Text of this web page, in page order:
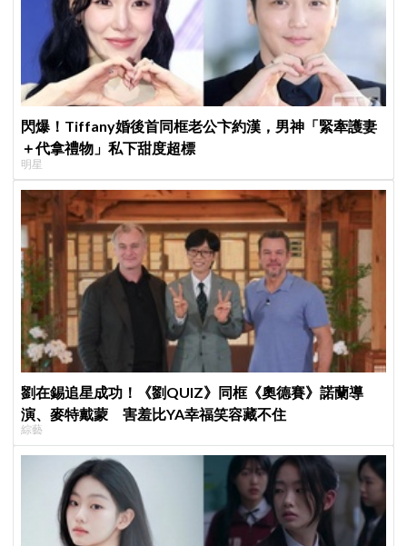
閃爆！Tiffany婚後首同框老公卞約漢，男神「緊牽護妻
＋代拿禮物」私下甜度超標
明星
劉在錫追星成功！《劉QUIZ》同框《奧德賽》諾蘭導
演、麥特戴蒙 害羞比YA幸福笑容藏不住
綜藝